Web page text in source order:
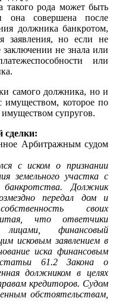
такого рода может быть
она совершена после
должника банкротом,
заявления, но если не
заключении не знала или
или
самого должника, но и
имуществом, которое по
супругов.
сделки:
Арбитражным судом
с иском о признании
земельного участка с
Должник
передал дом и
своих
что ответчики
лицами, финансовый
исковым заявлением в
иска финансовым
61.2 Закона о
должником в целях
кредиторов. Судом
обстоятельствам,